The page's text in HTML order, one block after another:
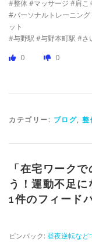
#整体 #マッサージ #肩
#パーソナルトレーニン
ット
#与野駅 #与野本町駅 #さ
0
0
カテゴリー: ブログ, 整
「 在宅ワークで
う！運動不足に
1件のフィード
ピンバック: 昼夜逆転など